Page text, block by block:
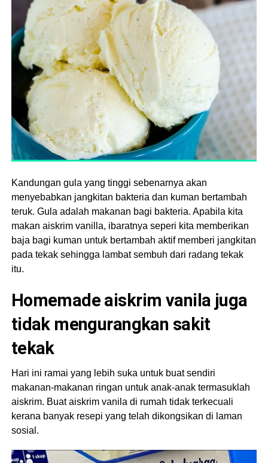
Kandungan gula yang tinggi sebenarnya akan
menyebabkan jangkitan bakteria dan kuman bertambah
teruk. Gula adalah makanan bagi bakteria. Apabila kita
makan aiskrim vanilla, ibaratnya seperi kita memberikan
baja bagi kuman untuk bertambah aktif memberi jangkitan
pada tekak sehingga lambat sembuh dari radang tekak
itu.
Homemade aiskrim vanila juga
tidak mengurangkan sakit
tekak
Hari ini ramai yang lebih suka untuk buat sendiri
makanan-makanan ringan untuk anak-anak termasuklah
aiskrim. Buat aiskrim vanila di rumah tidak terkecuali
kerana banyak resepi yang telah dikongsikan di laman
sosial.